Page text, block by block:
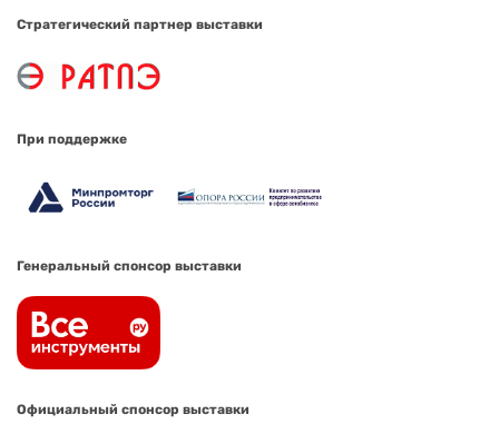
Стратегический партнер выставки
При поддержке
Генеральный спонсор выставки
Официальный спонсор выставки